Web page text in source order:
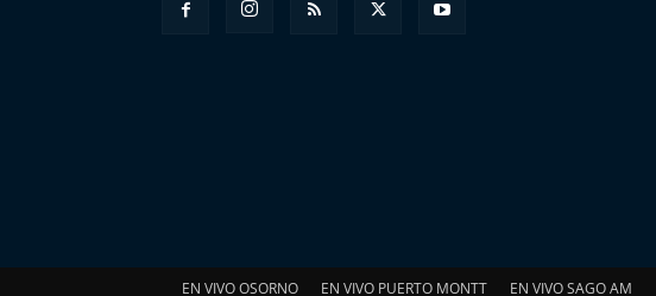
EN VIVO OSORNO EN VIVO PUERTO MONTT EN VIVO SAGO AM